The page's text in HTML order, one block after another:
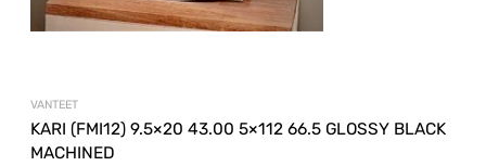
VANTEET
KARI (FMI12) 9.5×20 43.00 5×112 66.5 GLOSSY BLACK
MACHINED